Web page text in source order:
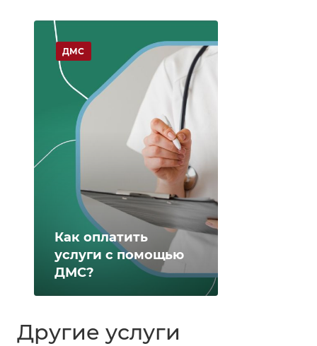
Как оплатить
услуги с помощью
ДМС?
ДМС
Другие услуги